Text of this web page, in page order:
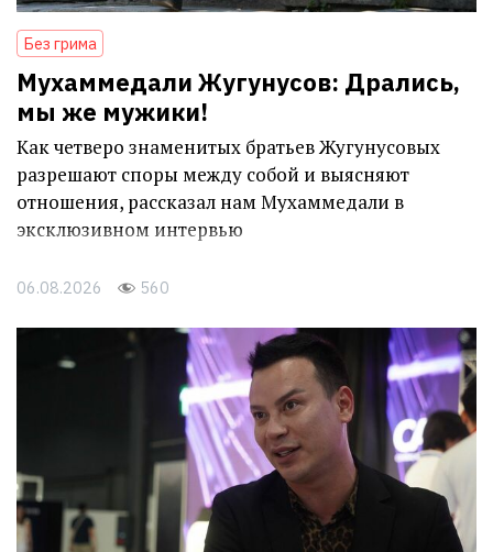
Без грима
Мухаммедали Жугунусов: Дрались,
мы же мужики!
Как четверо знаменитых братьев Жугунусовых
разрешают споры между собой и выясняют
отношения, рассказал нам Мухаммедали в
эксклюзивном интервью
06.08.2026 560